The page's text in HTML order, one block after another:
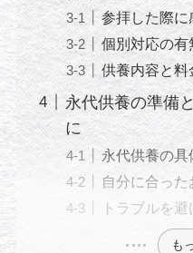
参拝した際に
個別対応の有
供養内容と料
永代供養の準備
に
永代供養の
自分に合った
トラブルを
も